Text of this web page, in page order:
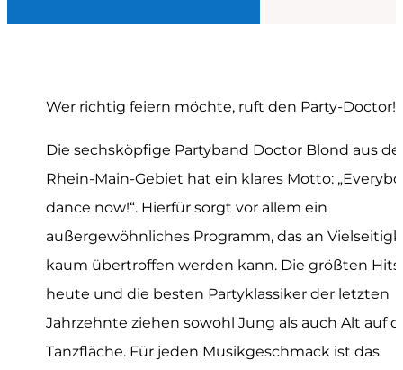
Wer richtig feiern möchte, ruft den Party-Doctor!
Die sechsköpfige Partyband Doctor Blond aus
Rhein-Main-Gebiet hat ein klares Motto:
dance now!“. Hierfür sorgt vor allem ein
außergewöhnliches Programm, das an
kaum übertroffen werden kann. Die größten
heute und die besten Partyklassiker der letzten
Jahrzehnte ziehen sowohl Jung als auch Alt auf
Tanzfläche. Für jeden Musikgeschmack ist das